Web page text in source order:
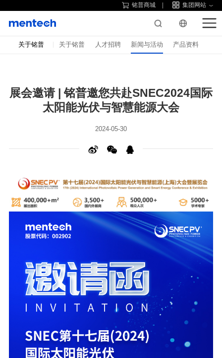
铭普商城 集团网站
关于铭普 关于铭普 人才招聘 新闻与活动 产品资料
太阳能光伏与智慧能源大会
2024-05-30